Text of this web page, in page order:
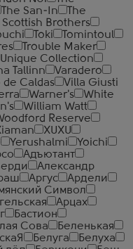
The San-In
The
Scottish Brothers
Toki
Tomintoul
Trouble Maker
Unique Collection
Tallinn
Varadero
de Caldas
Villa Giusti
Warner's
White
William Watt
Reserve
XUXU
Yerushalmi
Yoichi
Адъютант
Александр
Аргус
Ардели
Символ
Арцах
Бастион
Сова
Беленькая
Белуга
Белуха